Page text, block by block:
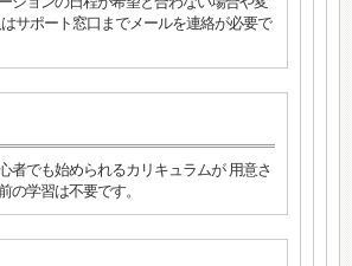
サポート窓口までメールを連絡が必要で
者でも始められるカリキュラムが 用意さ
の学習は不要です。